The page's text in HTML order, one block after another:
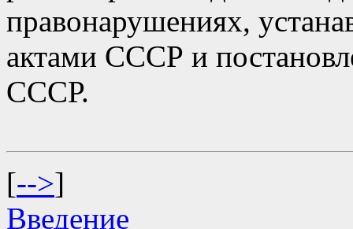
правонарушениях,
актами СССР и
СССР.
[-->]
Введение